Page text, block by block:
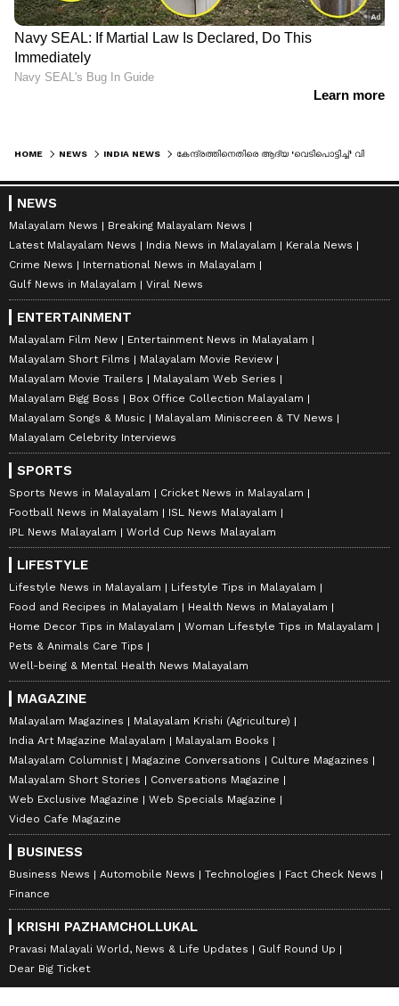
HOME NEWS INDIA NEWS
NEWS
Malayalam News
Breaking Malayalam News
Latest Malayalam News
India News in Malayalam
Kerala News
Crime News
International News in Malayalam
Gulf News in Malayalam
Viral News
ENTERTAINMENT
Malayalam Film New
Entertainment News in Malayalam
Malayalam Short Films
Malayalam Movie Review
Malayalam Movie Trailers
Malayalam Web Series
Malayalam Bigg Boss
Box Office Collection Malayalam
Malayalam Songs & Music
Malayalam Miniscreen & TV News
Malayalam Celebrity Interviews
SPORTS
Sports News in Malayalam
Cricket News in Malayalam
Football News in Malayalam
ISL News Malayalam
IPL News Malayalam
World Cup News Malayalam
LIFESTYLE
Lifestyle News in Malayalam
Lifestyle Tips in Malayalam
Food and Recipes in Malayalam
Health News in Malayalam
Home Decor Tips in Malayalam
Woman Lifestyle Tips in Malayalam
Pets & Animals Care Tips
Well-being & Mental Health News Malayalam
MAGAZINE
Malayalam Magazines
Malayalam Krishi (Agriculture)
India Art Magazine Malayalam
Malayalam Books
Malayalam Columnist
Magazine Conversations
Culture Magazines
Malayalam Short Stories
Conversations Magazine
Web Exclusive Magazine
Web Specials Magazine
Video Cafe Magazine
BUSINESS
Business News Automobile News Technologies
Fact Check News
Finance
KRISHI PAZHAMCHOLLUKAL
Pravasi Malayali World, News & Life Updates
Gulf Round Up
Dear Big Ticket